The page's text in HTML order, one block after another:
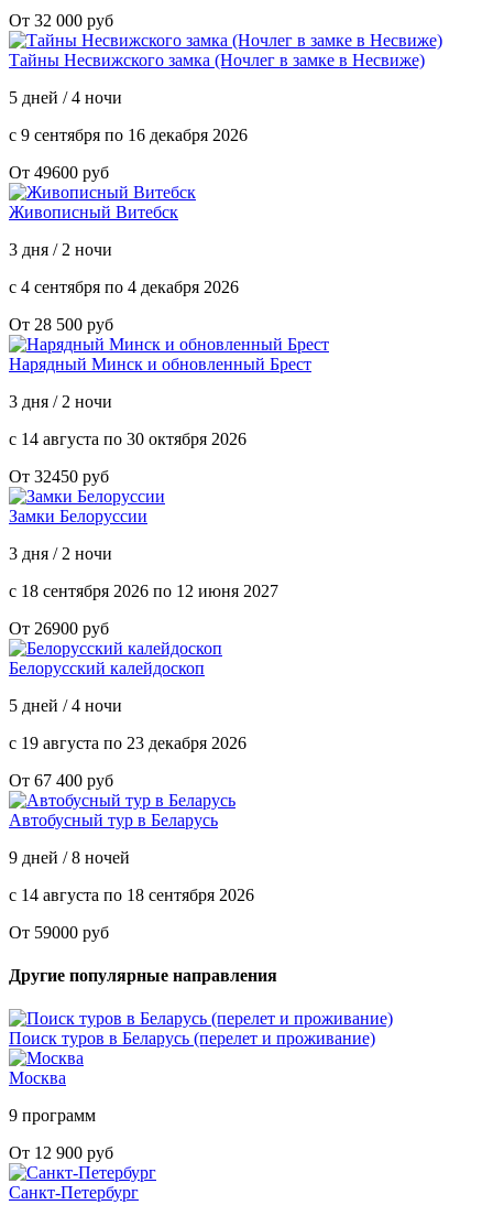
От 32 000 руб
Тайны Несвижского замка (Ноч­лег в зам­ке в Не­сви­же)
5 дней / 4 ночи
с 9 сентября по 16 декабря 2026
От 49600 руб
Живописный Витебск
3 дня / 2 ночи
с 4 сентября по 4 декабря 2026
От 28 500 руб
Нарядный Минск и обновленный Брест
3 дня / 2 ночи
с 14 августа по 30 октября 2026
От 32450 руб
Замки Белоруссии
3 дня / 2 ночи
с 18 сентября 2026 по 12 июня 2027
От 26900 руб
Белорусский калейдоскоп
5 дней / 4 ночи
с 19 августа по 23 декабря 2026
От 67 400 руб
Автобусный тур в Беларусь
9 дней / 8 ночей
с 14 августа по 18 сентября 2026
От 59000 руб
Другие популярные направления
Поиск туров в Беларусь (перелет и проживание)
Москва
9 программ
От 12 900 руб
Санкт-Петербург